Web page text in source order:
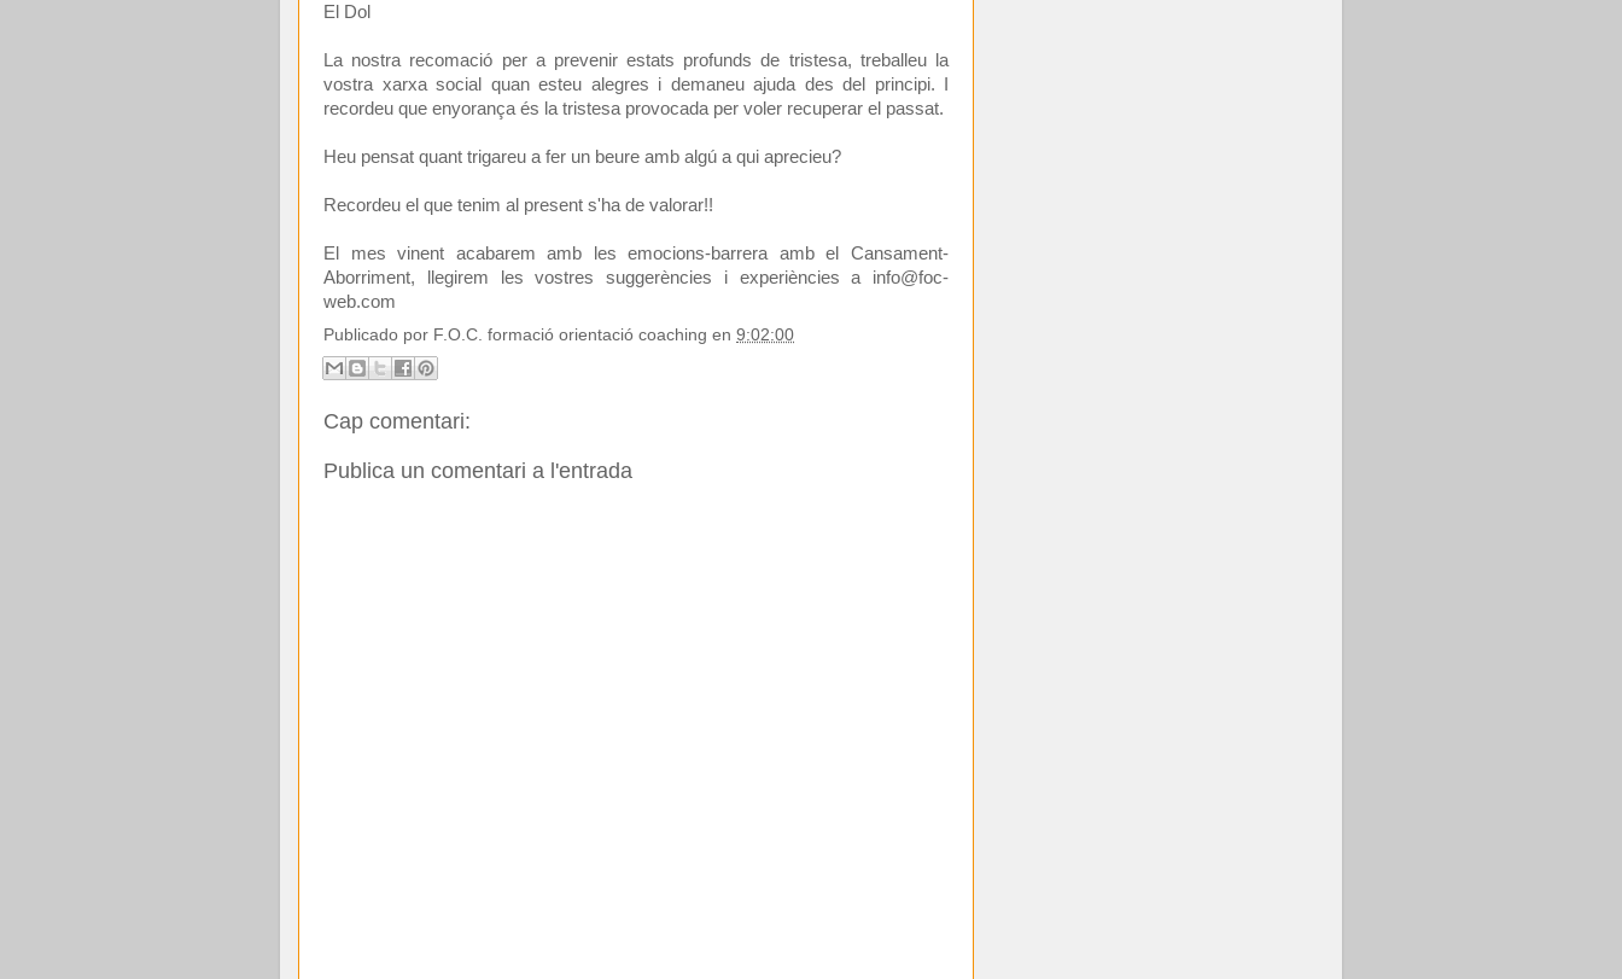
El Dol
La nostra recomació per a prevenir estats profunds de tristesa, treballeu la
vostra xarxa social quan esteu alegres i demaneu ajuda des del principi. I
recordeu que enyorança és la tristesa provocada per voler recuperar el passat.
Heu pensat quant trigareu a fer un beure amb algú a qui aprecieu?
Recordeu el que tenim al present s'ha de valorar!!
El mes vinent acabarem amb les emocions-barrera amb el Cansament-
Aborriment, llegirem les vostres suggerències i experiències a info@foc-
web.com
Publicado por F.O.C. formació orientació coaching en 9:02:00
Cap comentari:
Publica un comentari a l'entrada